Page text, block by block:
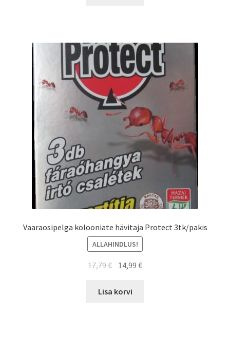
Vaaraosipelga kolooniate hävitaja Protect 3tk/pakis
ALLAHINDLUS!
17,79€ 14,99€
Lisa korvi